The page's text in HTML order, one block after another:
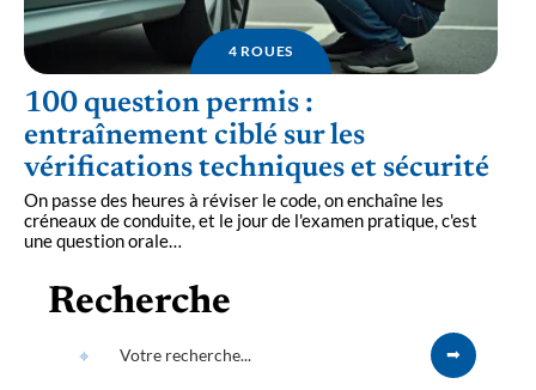
4 ROUES
100 question permis :
entraînement ciblé sur les
vérifications techniques et sécurité
On passe des heures à réviser le code, on enchaîne les
créneaux de conduite, et le jour de l'examen pratique, c'est
une question orale…
Recherche